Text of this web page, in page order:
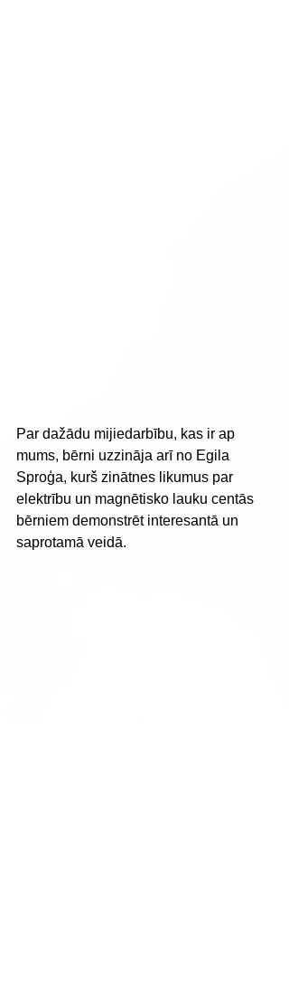
Par dažādu mijiedarbību, kas ir ap
mums, bērni uzzināja arī no Egila
Sproģa, kurš zinātnes likumus par
elektrību un magnētisko lauku centās
bērniem demonstrēt interesantā un
saprotamā veidā.